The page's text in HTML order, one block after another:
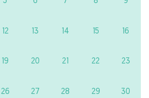
12 13 14 15 16
19 20 21 22 23
26 27 28 29 30